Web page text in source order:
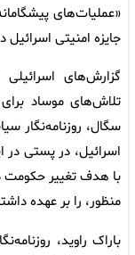
«عملیات‌های
جایزه امنیتی
گزارش‌های
تلاش‌های موساد
اسرائیل، در پستی
با هدف تغییر حکومت
منظور، را بر عهده
باراک راوید،